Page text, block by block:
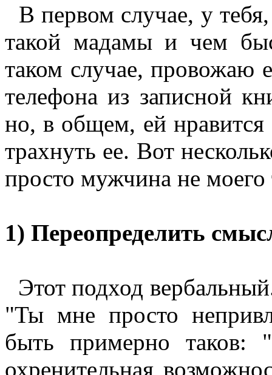
В первом случае, у
такой мадамы и чем
таком случае, провожаю
телефона из записной
но, в общем, ей нравится
трахнуть ее. Вот
просто мужчина не моего
1) Переопределить
Этот подход
"Ты мне просто
быть примерно таков:
охренительная